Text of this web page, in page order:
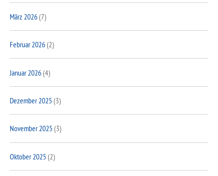
März 2026(7)
Februar 2026(2)
Januar 2026(4)
Dezember 2025 (3)
November 2025 (3)
Oktober 2025 (2)